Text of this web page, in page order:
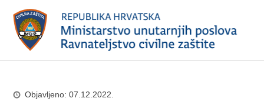
Objavljeno: 07.12.2022.